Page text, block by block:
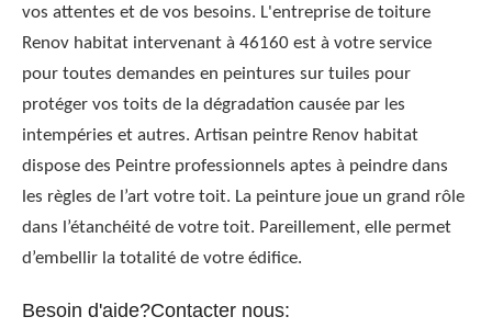
vos attentes et de vos besoins. L'entreprise de toiture
Renov habitat intervenant à 46160 est à votre service
pour toutes demandes en peintures sur tuiles pour
protéger vos toits de la dégradation causée par les
intempéries et autres. Artisan peintre Renov habitat
dispose des Peintre professionnels aptes à peindre dans
les règles de l’art votre toit. La peinture joue un grand rôle
dans l’étanchéité de votre toit. Pareillement, elle permet
d’embellir la totalité de votre édifice.
Besoin d'aide?Contacter nous: